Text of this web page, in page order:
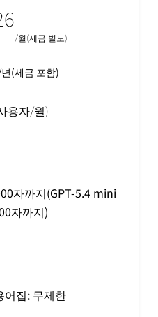
/월(세금 별도)
(세금 포함)
용자/월)
자까지(GPT-5.4 mini
자까지)
어집: 무제한